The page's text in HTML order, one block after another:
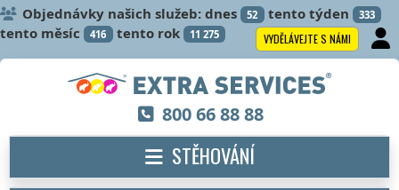
Objednávky našich služeb: dnes 52 tento týden 333
tento měsíc 416 tento rok 11 275 VYDĚLÁVEJTE S NÁMI
800 66 88 88
STĚHOVÁNÍ